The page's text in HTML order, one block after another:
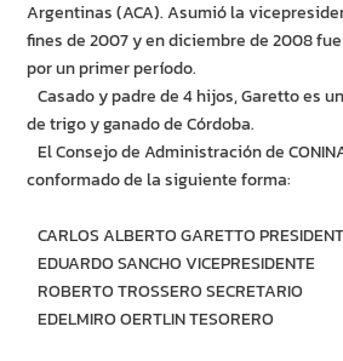
Argentinas (ACA). Asumió la
fines de 2007 y en diciembre de 2008
por un primer período.
Casado y padre de 4 hijos, Garetto es
de trigo y ganado de Córdoba.
El Consejo de Administración de
conformado de la siguiente forma:
CARLOS ALBERTO GARETTO
EDUARDO SANCHO VICEPRESIDENTE
ROBERTO TROSSERO SECRETARIO
EDELMIRO OERTLIN TESORERO